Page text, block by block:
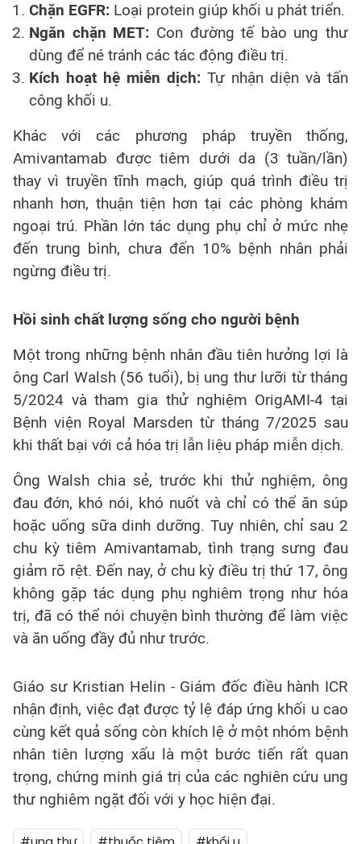
Chặn EGFR: Loại protein giúp khối u phát triển.
Ngăn chặn MET: Con đường tế bào ung thư
dùng để né tránh các tác động điều trị.
Kích hoạt hệ miễn dịch: Tự nhận diện và tấn
công khối u.
Khác với các phương pháp truyền thống,
Amivantamab được tiêm dưới da (3 tuần/lần)
thay vì truyền tĩnh mạch, giúp quá trình điều trị
nhanh hơn, thuận tiện hơn tại các phòng khám
ngoại trú. Phần lớn tác dụng phụ chỉ ở mức nhẹ
đến trung bình, chưa đến 10% bệnh nhân phải
ngừng điều trị.
Hồi sinh chất lượng sống cho người bệnh
Một trong những bệnh nhân đầu tiên hưởng lợi là
ông Carl Walsh (56 tuổi), bị ung thư lưỡi từ tháng
5/2024 và tham gia thử nghiệm OrigAMI-4 tại
Bệnh viện Royal Marsden từ tháng 7/2025 sau
khi thất bại với cả hóa trị lẫn liệu pháp miễn dịch.
Ông Walsh chia sẻ, trước khi thử nghiệm, ông
đau đớn, khó nói, khó nuốt và chỉ có thể ăn súp
hoặc uống sữa dinh dưỡng. Tuy nhiên, chỉ sau 2
chu kỳ tiêm Amivantamab, tình trạng sưng đau
giảm rõ rệt. Đến nay, ở chu kỳ điều trị thứ 17, ông
không gặp tác dụng phụ nghiêm trọng như hóa
trị, đã có thể nói chuyện bình thường để làm việc
và ăn uống đầy đủ như trước.
Giáo sư Kristian Helin - Giám đốc điều hành ICR
nhận định, việc đạt được tỷ lệ đáp ứng khối u cao
cùng kết quả sống còn khích lệ ở một nhóm bệnh
nhân tiên lượng xấu là một bước tiến rất quan
trọng, chứng minh giá trị của các nghiên cứu ung
thư nghiêm ngặt đối với y học hiện đại.